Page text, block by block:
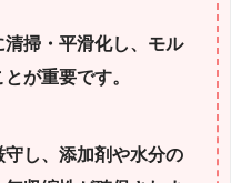
掃・平滑化し、モル
が重要です。
し、添加剤や水分の